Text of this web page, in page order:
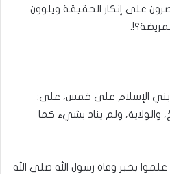
على إنكار الحقيقة ويلوون
(بني الإسلام على خمس، على:
والولاية، ولم يناد بشيء كما
بخبر وفاة رسول الله صلى الله